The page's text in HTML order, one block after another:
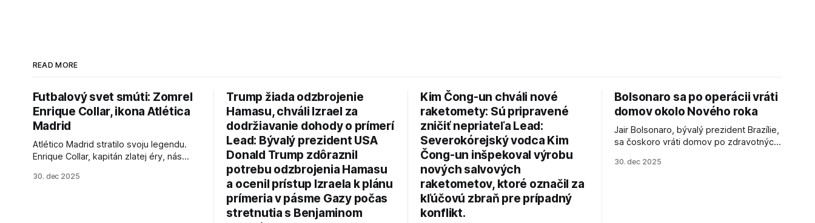
READ MORE
Futbalový svet smúti: Zomrel
Enrique Collar, ikona Atlética
Madrid
Atlético Madrid stratilo svoju legendu.
Enrique Collar, kapitán zlatej éry, nás
jeho úspechy a odkaz.
30. dec 2025
Trump žiada odzbrojenie
Hamasu, chváli Izrael za
dodržiavanie dohody o prímerí
Lead: Bývalý prezident USA
Donald Trump zdôraznil
potrebu odzbrojenia Hamasu
a ocenil prístup Izraela k plánu
prímeria v pásme Gazy počas
stretnutia s Benjaminom
Kim Čong-un chváli nové
raketomety: Sú pripravené
zničiť nepriateľa Lead:
Severokórejský vodca Kim
Čong-un inšpekoval výrobu
nových salvových
raketometov, ktoré označil za
kľúčovú zbraň pre prípadný
konflikt.
Bolsonaro sa po operácii vráti
domov okolo Nového roka
Jair Bolsonaro, bývalý prezident Brazílie,
sa čoskoro vráti domov po zdravotných
30. dec 2025